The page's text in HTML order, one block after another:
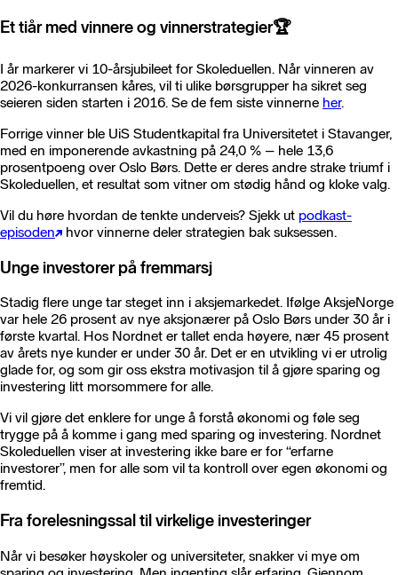
Et tiår med vinnere og vinnerstrategier🏆
I år markerer vi 10-årsjubileet for Skoleduellen. Når vinneren av
2026-konkurransen kåres, vil ti ulike børsgrupper ha sikret seg
seieren siden starten i 2016. Se de fem siste vinnerne her.
Forrige vinner ble UiS Studentkapital fra Universitetet i Stavanger,
med en imponerende avkastning på 24,0 % – hele 13,6
prosentpoeng over Oslo Børs. Dette er deres andre strake triumf i
Skoleduellen, et resultat som vitner om stødig hånd og kloke valg.
Vil du høre hvordan de tenkte underveis? Sjekk ut podkast-
episoden
hvor vinnerne deler strategien bak suksessen.
Unge investorer på fremmarsj
Stadig flere unge tar steget inn i aksjemarkedet. Ifølge AksjeNorge
var hele 26 prosent av nye aksjonærer på Oslo Børs under 30 år i
første kvartal. Hos Nordnet er tallet enda høyere, nær 45 prosent
av årets nye kunder er under 30 år. Det er en utvikling vi er utrolig
glade for, og som gir oss ekstra motivasjon til å gjøre sparing og
investering litt morsommere for alle.
Vi vil gjøre det enklere for unge å forstå økonomi og føle seg
trygge på å komme i gang med sparing og investering. Nordnet
Skoleduellen viser at investering ikke bare er for “erfarne
investorer”, men for alle som vil ta kontroll over egen økonomi og
fremtid.
Fra forelesningssal til virkelige investeringer
Når vi besøker høyskoler og universiteter, snakker vi mye om